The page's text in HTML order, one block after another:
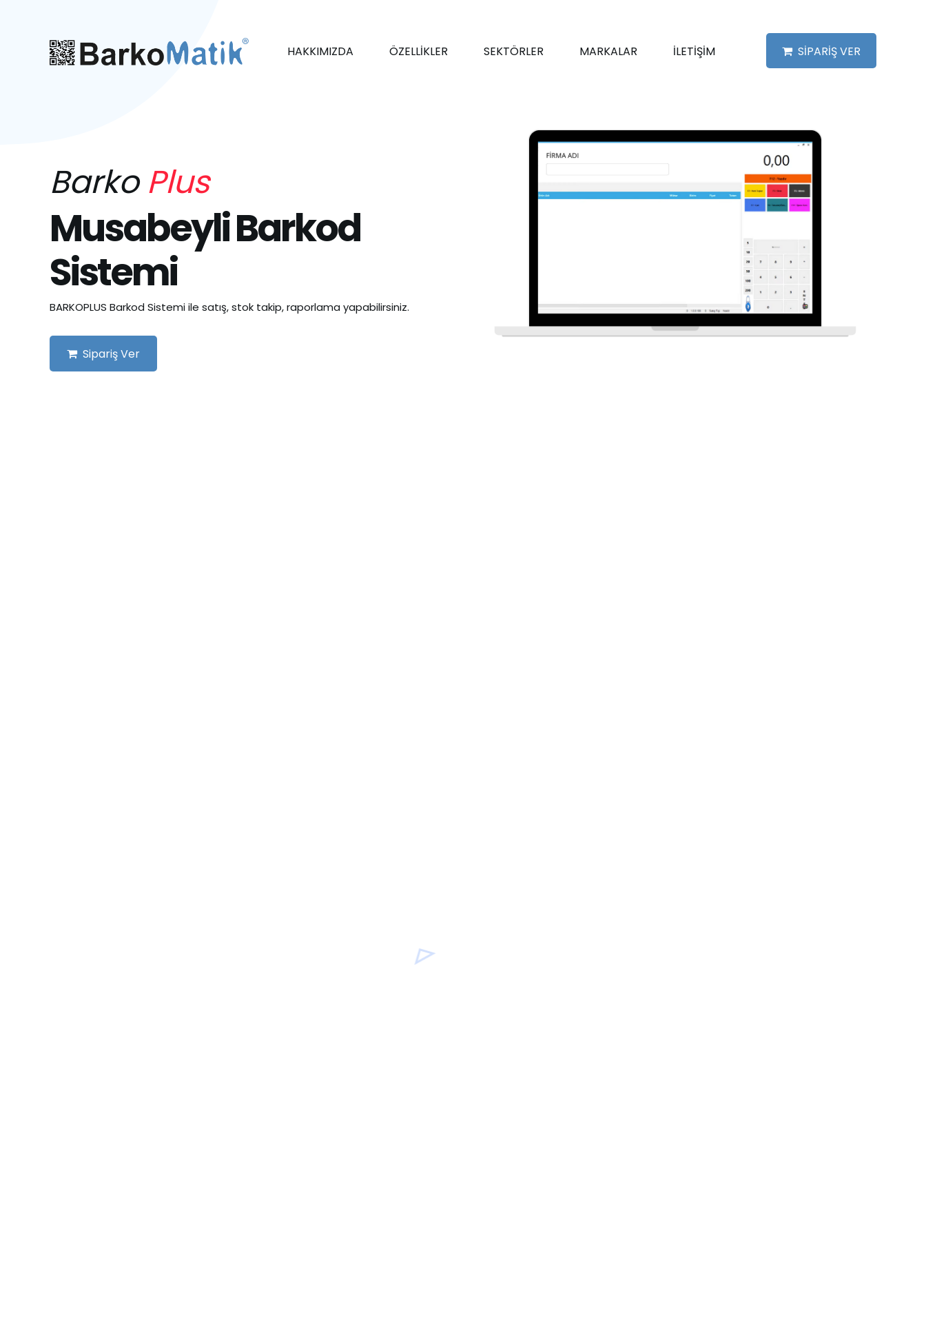
HAKKIMIZDA ÖZELLİKLER SEKTÖRLER MARKALAR İLETİŞİM SİPARİŞ VER
BarkoPlus
Musabeyli Barkod
Sistemi
BARKOPLUS Barkod Sistemi ile satış, stok takip, raporlama yapabilirsiniz.
Sipariş Ver